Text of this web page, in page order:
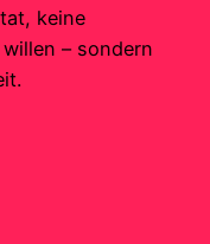
keine
– sondern